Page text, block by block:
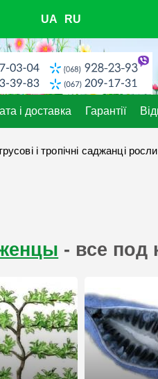
RU
UA
і доставка Гарантії
і тропічні саджанці
- все под